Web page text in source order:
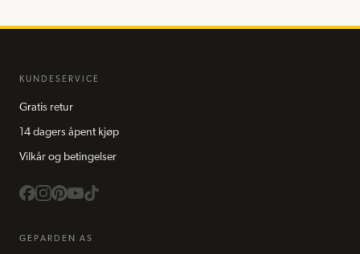
KUNDESERVICE
Gratis retur
14 dagers åpent kjøp
Vilkår og betingelser
GEPARDEN AS